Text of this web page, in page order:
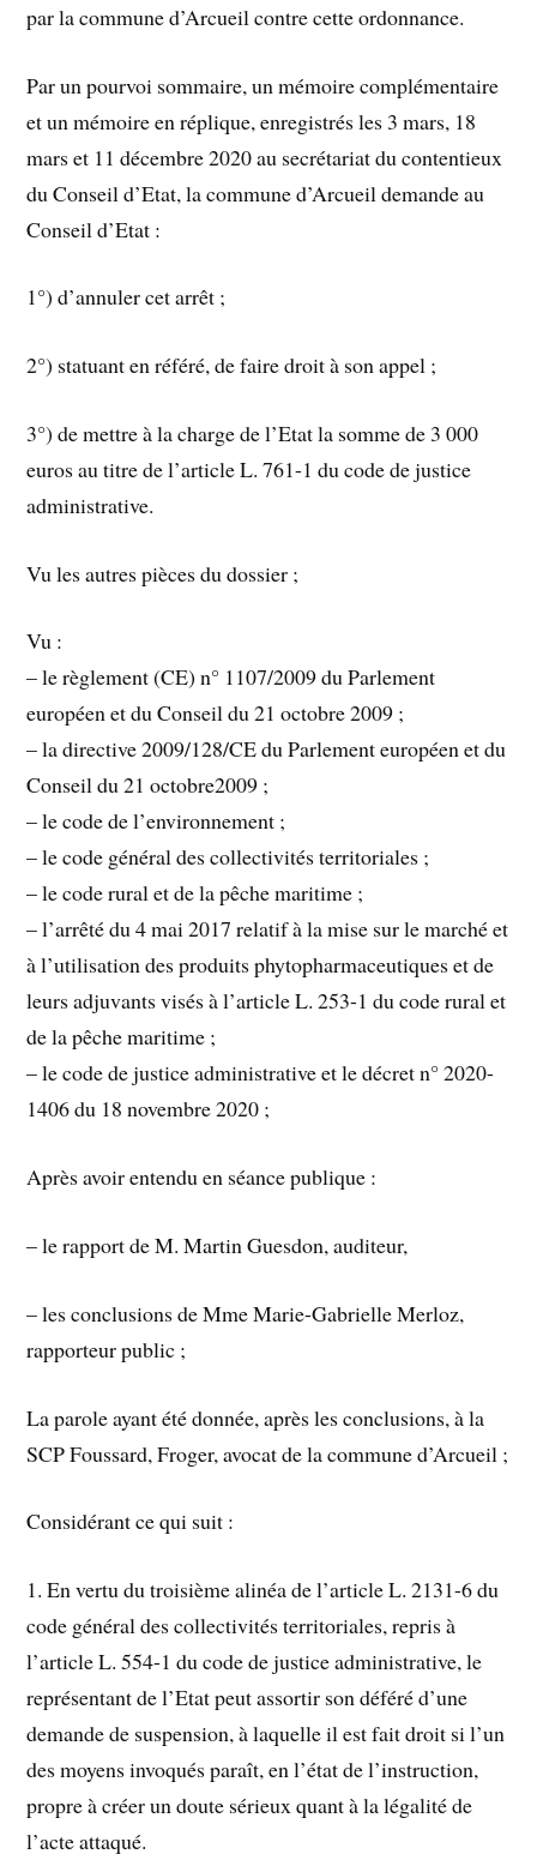
par la commune d’Arcueil contre cette ordonnance.
Par un pourvoi sommaire, un mémoire complémentaire
et un mémoire en réplique, enregistrés les 3 mars, 18
mars et 11 décembre 2020 au secrétariat du contentieux
du Conseil d’Etat, la commune d’Arcueil demande au
Conseil d’Etat :
1°) d’annuler cet arrêt ;
2°) statuant en référé, de faire droit à son appel ;
3°) de mettre à la charge de l’Etat la somme de 3 000
euros au titre de l’article L. 761-1 du code de justice
administrative.
Vu les autres pièces du dossier ;
Vu :
– le règlement (CE) n° 1107/2009 du Parlement
européen et du Conseil du 21 octobre 2009 ;
– la directive 2009/128/CE du Parlement européen et du
Conseil du 21 octobre2009 ;
– le code de l’environnement ;
– le code général des collectivités territoriales ;
– le code rural et de la pêche maritime ;
– l’arrêté du 4 mai 2017 relatif à la mise sur le marché et
à l’utilisation des produits phytopharmaceutiques et de
leurs adjuvants visés à l’article L. 253-1 du code rural et
de la pêche maritime ;
– le code de justice administrative et le décret n° 2020-
1406 du 18 novembre 2020 ;
Après avoir entendu en séance publique :
– le rapport de M. Martin Guesdon, auditeur,
– les conclusions de Mme Marie-Gabrielle Merloz,
rapporteur public ;
La parole ayant été donnée, après les conclusions, à la
SCP Foussard, Froger, avocat de la commune d’Arcueil ;
Considérant ce qui suit :
1. En vertu du troisième alinéa de l’article L. 2131-6 du
code général des collectivités territoriales, repris à
l’article L. 554-1 du code de justice administrative, le
représentant de l’Etat peut assortir son déféré d’une
demande de suspension, à laquelle il est fait droit si l’un
des moyens invoqués paraît, en l’état de l’instruction,
propre à créer un doute sérieux quant à la légalité de
l’acte attaqué.